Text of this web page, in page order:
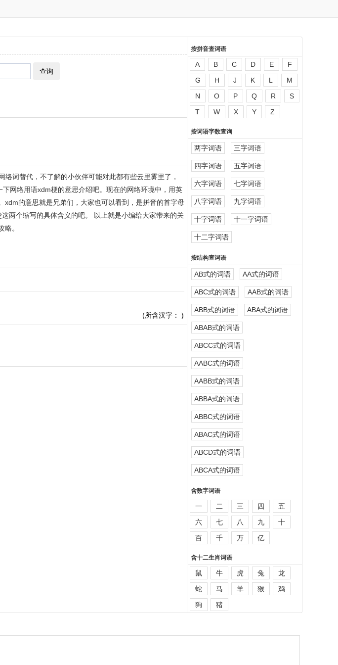
查询
词替代，不了解的小伙伴可能对此都有些云里雾里了，
网络用语xdm梗的意思介绍吧。现在的网络环境中，用英
的意思就是兄弟们，大家也可以看到，是拼音的首字母
两个缩写的具体含义的吧。 以上就是小编给大家带来的关
。
(所含汉字： )
按拼音查词语
A B C D E
F
G
H J K L
M
N
O P Q R
S
T
W X Y Z
按词语字数查询
两字词语 三字词语
四字词语 五字词语
六字词语 七字词语
八字词语 九字词语
十字词语 十一字词语
十二字词语
按结构查词语
AB式的词语 AA式的词语
ABC式的词语 AAB式的词语
ABB式的词语 ABA式的词语
ABAB式的词语
ABCC式的词语
AABC式的词语
AABB式的词语
ABBA式的词语
ABBC式的词语
ABAC式的词语
ABCD式的词语
ABCA式的词语
含数字词语
一 二 三 四
五
六
七 八 九
十
百
千 万 亿
含十二生肖词语
鼠 牛 虎 兔
龙
蛇
马 羊 猴
鸡
狗
猪